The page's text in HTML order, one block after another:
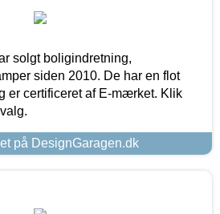
solgt boligindretning,
siden 2010. De har en flot
er certificeret af E-mærket. Klik
på DesignGaragen.dk